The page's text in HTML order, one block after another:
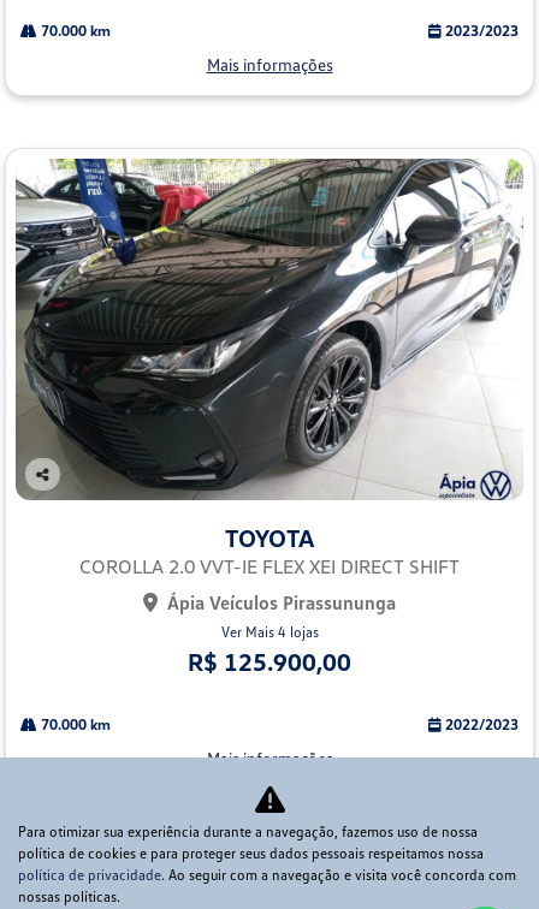
70.000 km 2023/2023
Mais informações
Co
TOYOTA
COROLLA 2.0 VVT-IE FLEX XEI DIRECT SHIFT
Ápia Veículos Pirassununga
Ver Mais 4 lojas
R$ 125.900,00
70.000 km 2022/2023
Mais informações
Para otimizar sua experiência durante a navegação, fazemos uso de nossa
política de cookies e para proteger seus dados pessoais respeitamos nossa
política de privacidade. Ao seguir com a navegação e visita você concorda com
nossas políticas.